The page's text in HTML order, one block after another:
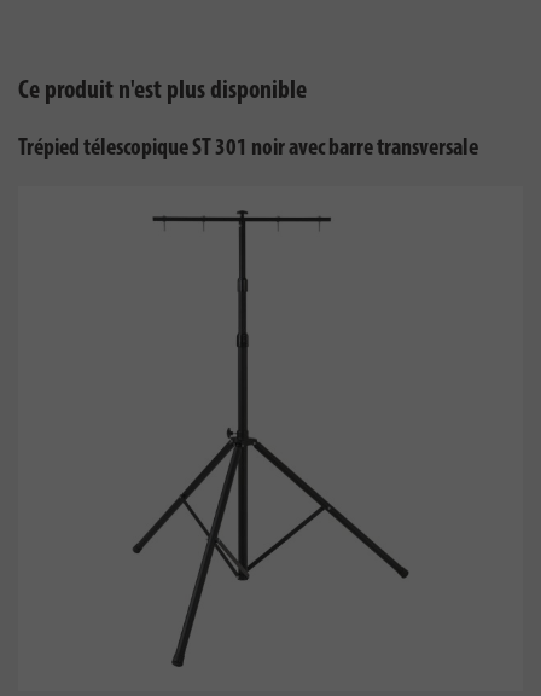
Ce produit n'est plus disponible
Trépied télescopique ST 301 noir avec barre transversale